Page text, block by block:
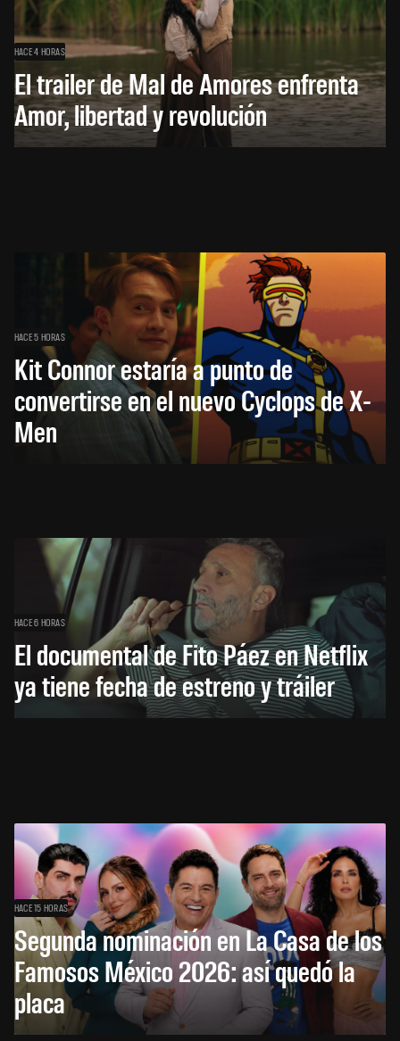
HACE 4 HORAS
El trailer de Mal de Amores enfrenta
Amor, libertad y revolución
HACE 5 HORAS
Kit Connor estaría a punto de
convertirse en el nuevo Cyclops de X-
Men
HACE 6 HORAS
El documental de Fito Páez en Netflix
ya tiene fecha de estreno y tráiler
HACE 15 HORAS
Segunda nominación en La Casa de los
Famosos México 2026: así quedó la
placa